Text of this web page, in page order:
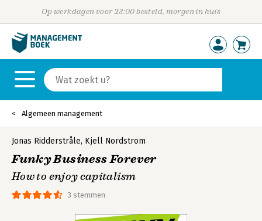
Op werkdagen voor 23:00 besteld, morgen in huis
Algemeen management
3 stemmen
Jonas Ridderstråle, Kjell Nordstrom
Funky Business Forever
How to enjoy capitalism